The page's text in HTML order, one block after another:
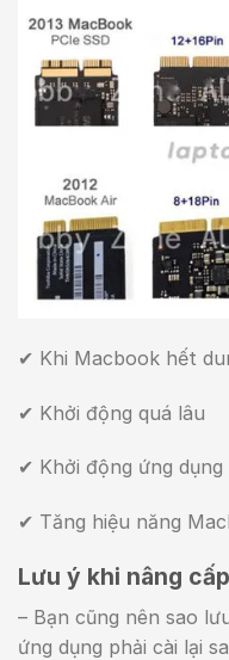
✔ Khi Macbook hết
✔ Khởi động quá lâu
✔ Khởi động ứng
✔ Tăng hiệu năng
Lưu ý khi nâng
– Bạn cũng nên sao
ứng dụng phải cài lại